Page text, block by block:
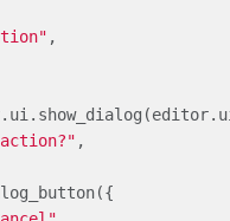
,
. ui. show_dialog (editor.
,
({